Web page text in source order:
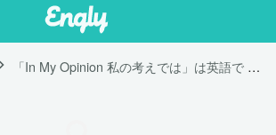
「In My Opinion 私の考えでは」は英語で "IMO"